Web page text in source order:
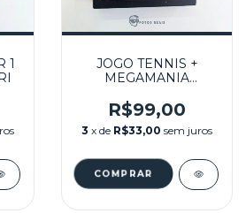
1
JOGO TENNIS +
MEGAMANIA
R$99,00
3 x de R$33,00 sem juros